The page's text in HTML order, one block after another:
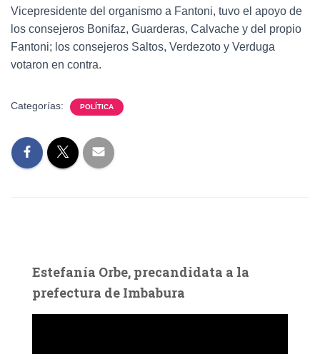
Vicepresidente del organismo a Fantoni, tuvo el apoyo de
los consejeros Bonifaz, Guarderas, Calvache y del propio
Fantoni; los consejeros Saltos, Verdezoto y Verduga
votaron en contra.
Categorías: POLÍTICA
Estefanía Orbe, precandidata a la
prefectura de Imbabura